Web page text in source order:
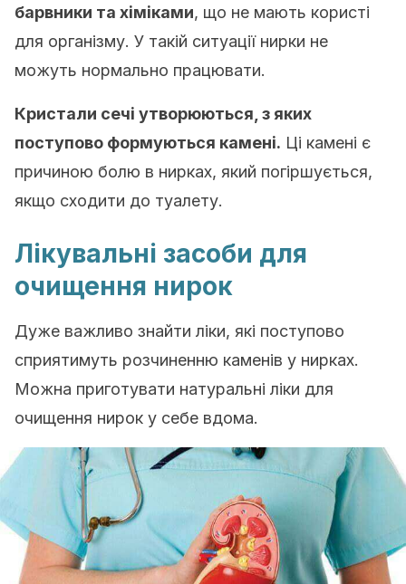
барвники та хіміками, що не мають користі
для організму. У такій ситуації нирки не
можуть нормально працювати.
Кристали сечі утворюються, з яких
поступово формуються камені. Ці камені є
причиною болю в нирках, який погіршується,
якщо сходити до туалету.
Лікувальні засоби для
очищення нирок
Дуже важливо знайти ліки, які поступово
сприятимуть розчиненню каменів у нирках.
Можна приготувати натуральні ліки для
очищення нирок у себе вдома.